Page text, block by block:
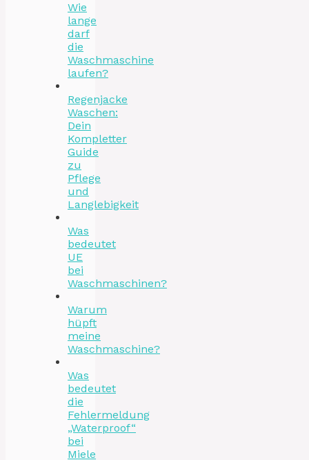
Wie
lange
darf
die
Waschmaschine
laufen?
Regenjacke
Waschen:
Dein
Kompletter
Guide
zu
Pflege
und
Langlebigkeit
Was
bedeutet
UE
bei
Waschmaschinen?
Warum
hüpft
meine
Waschmaschine?
Was
bedeutet
die
Fehlermeldung
„Waterproof“
bei
Miele